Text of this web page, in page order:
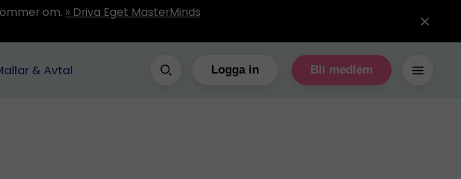
om. » Driva Eget MasterMinds
& Avtal Logga in Bli medlem